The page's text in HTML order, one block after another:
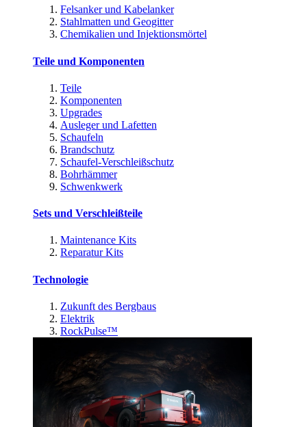
Felsanker und Kabelanker
Stahlmatten und Geogitter
Chemikalien und Injektionsmörtel
Teile und Komponenten
Teile
Komponenten
Upgrades
Ausleger und Lafetten
Schaufeln
Brandschutz
Schaufel-Verschleißschutz
Bohrhämmer
Schwenkwerk
Sets und Verschleißteile
Maintenance Kits
Reparatur Kits
Technologie
Zukunft des Bergbaus
Elektrik
RockPulse™